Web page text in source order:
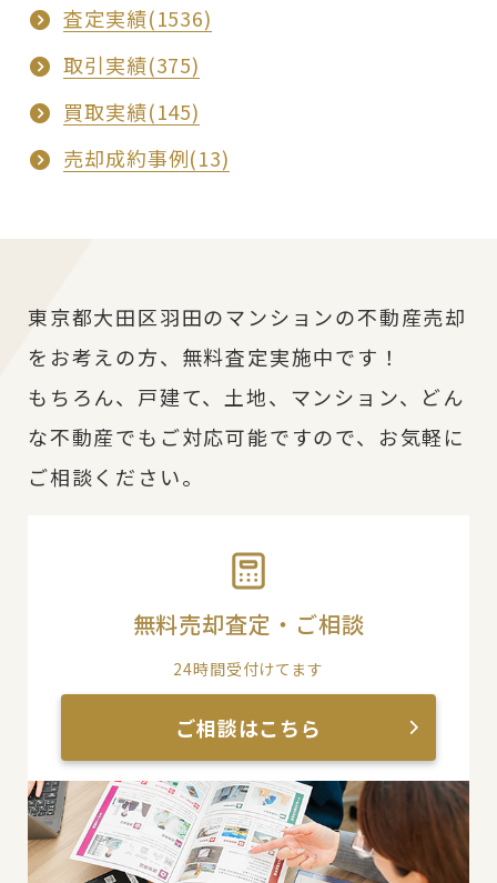
査定実績(1536)
取引実績(375)
買取実績(145)
売却成約事例(13)
東京都大田区羽田のマンションの不動産売却
をお考えの方、無料査定実施中です！
もちろん、戸建て、土地、マンション、どん
な不動産でもご対応可能ですので、お気軽に
ご相談ください。
無料売却査定・ご相談
24時間受付けてます
ご相談はこちら